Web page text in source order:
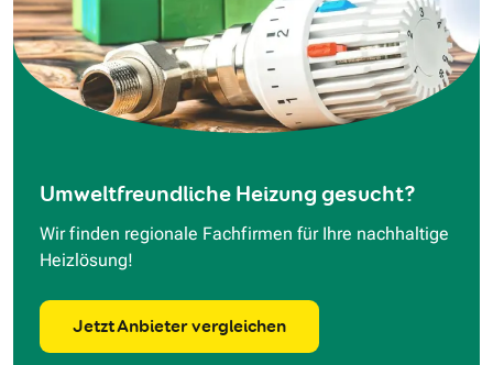
Umweltfreundliche Heizung gesucht?
Wir finden regionale Fachfirmen für Ihre nachhaltige
Heizlösung!
Jetzt Anbieter vergleichen